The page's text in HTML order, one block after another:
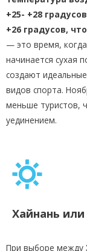
+25- +28
+26 градусов,
— это время,
начинается сухая
создают
видов спорта.
меньше туристов,
уединением.
Хайнань
При выборе между